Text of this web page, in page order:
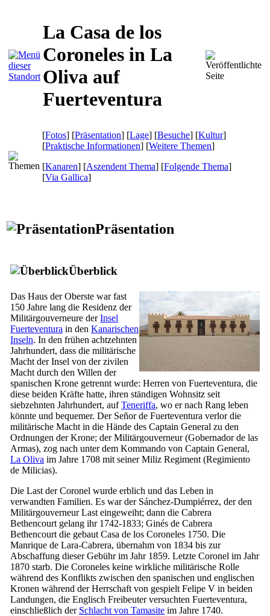
La Casa de los
Coroneles in La
Oliva auf
Fuerteventura
[Fotos] [Präsentation] [Lage] [Besuche] [Kultur]
[Praktische Informationen] [Weitere Themen]
[Kanaren] [Aszendent Thema] [Folgende Thema]
[Via Gallica]
Präsentation
Überblick
Das Haus der Oberste war fast
150 Jahre lang die Residenz der
Militärgouverneure derInsel
Fuerteventura in den Kanarischen
Inseln. In den frühen achtzehnten
Jahrhundert, dass die militärische
Macht der Insel von der zivilen
Macht durch den Willen der
spanischen Krone getrennt wurde: Herren von Fuerteventura, die
diese beiden Kräfte hatte, ihren ständigen Wohnsitz seit
siebzehnten Jahrhundert, aufTeneriffa, wo er nach Rang leben
könnte und bequemer. Der Señor de Fuerteventura verlor die
militärische Macht in die Hände des Captain General zu den
Ordnungen der Krone; der Militärgouverneur (Gobernador de las
Armas), zog nach unter dem Kommando von Captain General,
La Oliva im Jahre 1708 mit seiner Miliz Regiment (Regimiento
de Milicias).
Die Last derCoronel wurde erblich und das Leben in
verwandten Familien. Es war der Sánchez-Dumpiérrez, der den
Militärgouverneur Last eingeweiht; dann die Cabrera
Bethencourt gelang ihr 1742-1833; Ginés de Cabrera
Bethencourt die gebaut Casa de los Coroneles 1750. Die
Manrique de Lara-Cabrera, übernahm von 1834 bis zur
Abschaffung dieser Gebühr im Jahr 1859. Letzte Coronel im Jahr
1870 starb. Die Coroneles keine wirkliche militärische Rolle
während des Konflikts zwischen den spanischen und englischen
Kronen während der Herrschaft von gespielt Felipe V in beiden
Landungen, die Englisch Freibeuter versuchten Fuerteventura,
einschließlich der Schlacht von Tamasite im Jahre 1740.